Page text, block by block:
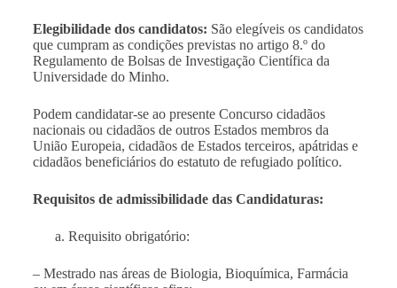
Elegibilidade dos candidatos: São elegíveis os candidatos
que cumpram as condições previstas no artigo 8.º do
Regulamento de Bolsas de Investigação Científica da
Universidade do Minho.
Podem candidatar-se ao presente Concurso cidadãos
nacionais ou cidadãos de outros Estados membros da
União Europeia, cidadãos de Estados terceiros, apátridas e
cidadãos beneficiários do estatuto de refugiado político.
Requisitos de admissibilidade das Candidaturas:
Requisito obrigatório:
– Mestrado nas áreas de Biologia, Bioquímica, Farmácia